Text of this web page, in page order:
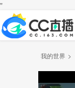
"
我的世界 >